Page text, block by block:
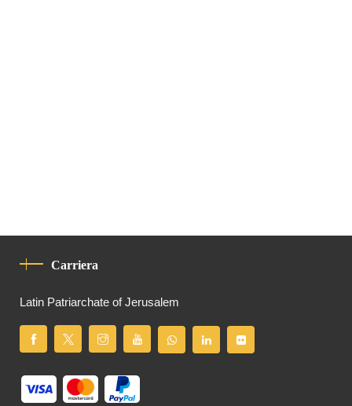
Carriera
Latin Patriarchate of Jerusalem